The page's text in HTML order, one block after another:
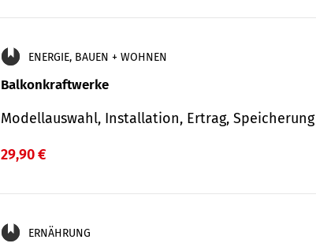
ENERGIE, BAUEN + WOHNEN
Balkonkraftwerke
Modellauswahl, Installation, Ertrag, Speicherung
29,90 €
ERNÄHRUNG